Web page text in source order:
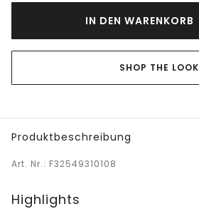
IN DEN WARENKORB
SHOP THE LOOK
Produktbeschreibung
Art. Nr.: F32549310108
Highlights